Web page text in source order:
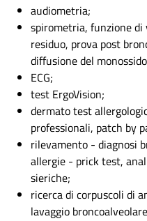
audiometria;
spirometria, funzione
residuo, prova post
diffusione del
ECG;
test ErgoVision;
dermato test
professionali, patch by
rilevamento - diagnosi
allergie - prick test,
sieriche;
ricerca di corpuscoli di
lavaggio